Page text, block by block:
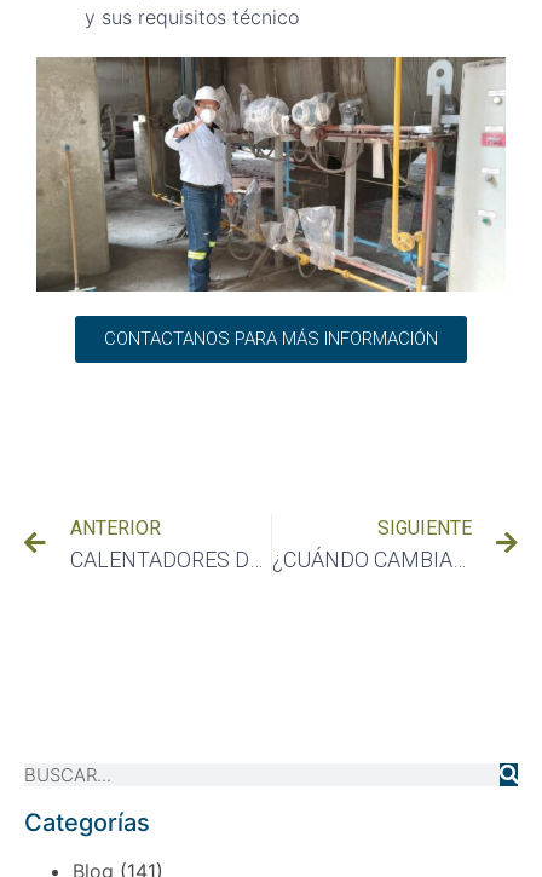
y sus requisitos técnico
CONTACTANOS PARA MÁS INFORMACIÓN
ANTERIOR SIGUIENTE
¿CUÁNDO CAMBIAR UN REGULADOR DE GAS?
Categorías
Blog (141)